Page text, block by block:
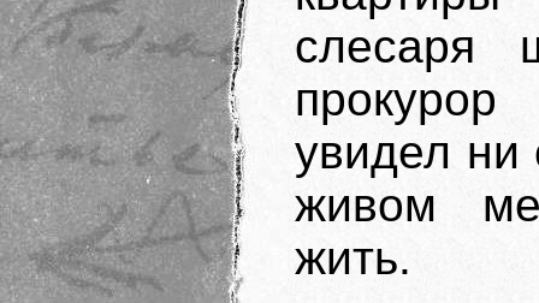
слесаря
увидел ни
живом
жить.